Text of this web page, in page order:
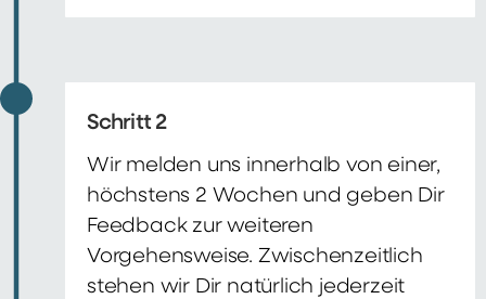
Schritt 2
Wir melden uns innerhalb von einer,
höchstens 2 Wochen und geben Dir
Feedback zur weiteren
Vorgehensweise. Zwischenzeitlich
stehen wir Dir natürlich jederzeit